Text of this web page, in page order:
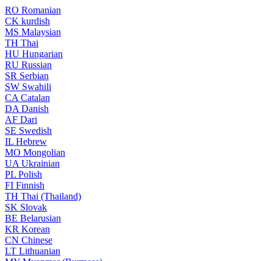
RO Romanian
CK kurdish
MS Malaysian
TH Thai
HU Hungarian
RU Russian
SR Serbian
SW Swahili
CA Catalan
DA Danish
AF Dari
SE Swedish
IL Hebrew
MO Mongolian
UA Ukrainian
PL Polish
FI Finnish
TH Thai (Thailand)
SK Slovak
BE Belarusian
KR Korean
CN Chinese
LT Lithuanian